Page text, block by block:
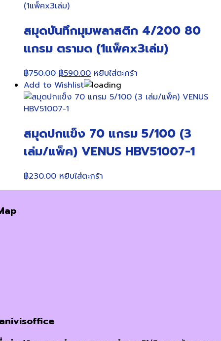
สมุดบันทึกมุมพลาสติก 4/200 80
แกรม ตรามด (1แพ็คx3เล่ม)
฿750.00 Original
price
was:
฿750.00.
฿590.00Current
price
is:
หยิบใส่ตะกร้า
Add to Wishlist
สมุดปกแข็ง 70 แกรม 5/100 (3
เล่ม/แพ็ค) VENUS HBV51007-1
฿230.00 หยิบใส่ตะกร้า